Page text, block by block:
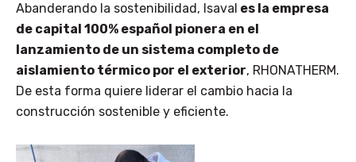
Abanderando la sostenibilidad, Isaval es la empresa
de capital 100% español pionera en el
lanzamiento de un sistema completo de
aislamiento térmico por el exterior, RHONATHERM.
De esta forma quiere liderar el cambio hacia la
construcción sostenible y eficiente.